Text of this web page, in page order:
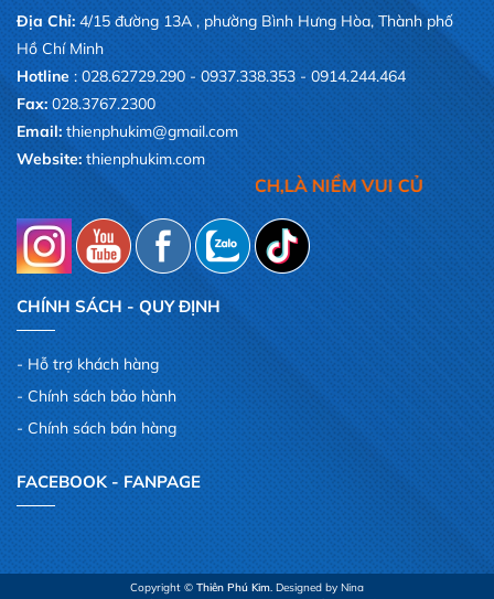
Địa Chỉ:4/15 đường 13A , phường Bình Hưng Hòa, Thành phố
Hồ Chí Minh
Hotline : 028.62729.290 - 0937.338.353 - 0914.244.464
Fax:028.3767.2300
Email:thienphukim@gmail.com
Website:thienphukim.com
SỰ HÀI LÒNG CỦA QUÝ KHÁCH,LÀ NIỀM VUI CỦA
CHÍNH SÁCH - QUY ĐỊNH
Hỗ trợ khách hàng
Chính sách bảo hành
Chính sách bán hàng
FACEBOOK - FANPAGE
Copyright © Thiên Phú Kim. Designed by Nina